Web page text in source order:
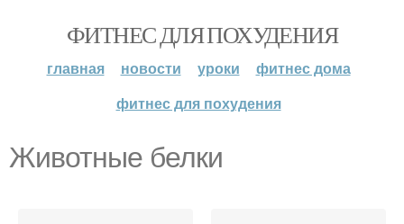
ФИТНЕС ДЛЯ ПОХУДЕНИЯ
главная новости уроки
фитнес дома
фитнес для похудения
Животные белки